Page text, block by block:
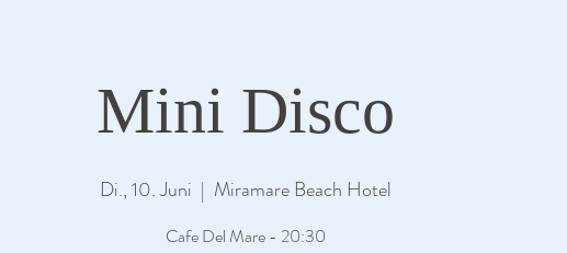
Mini Disco
Di., 10. Juni
  |
Miramare Beach Hotel
Cafe Del Mare - 20:30